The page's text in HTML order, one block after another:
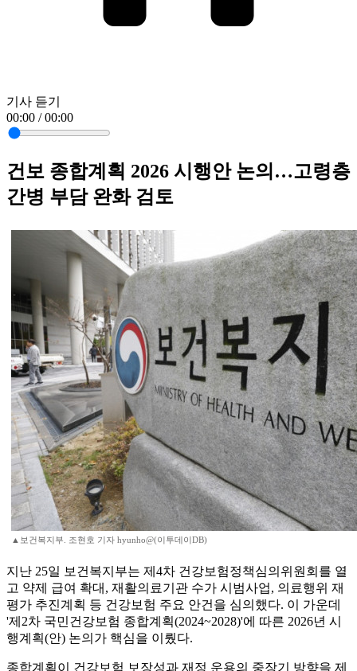
기사 듣기
00:00 / 00:00
건보 종합계획 2026 시행안 논의…고령층
간병 부담 완화 검토
▲보건복지부. 조현호 기자 hyunho@(이투데이DB)
지난 25일 보건복지부는 제4차 건강보험정책심의위원회를 열
고 약제 급여 확대, 재활의료기관 수가 시범사업, 의료행위 재
평가 추진계획 등 건강보험 주요 안건을 심의했다. 이 가운데
'제2차 국민건강보험 종합계획(2024~2028)'에 따른 2026년 시
행계획(안) 논의가 핵심을 이뤘다.
종합계획이 건강보험 보장성과 재정 운용의 중장기 방향을 제